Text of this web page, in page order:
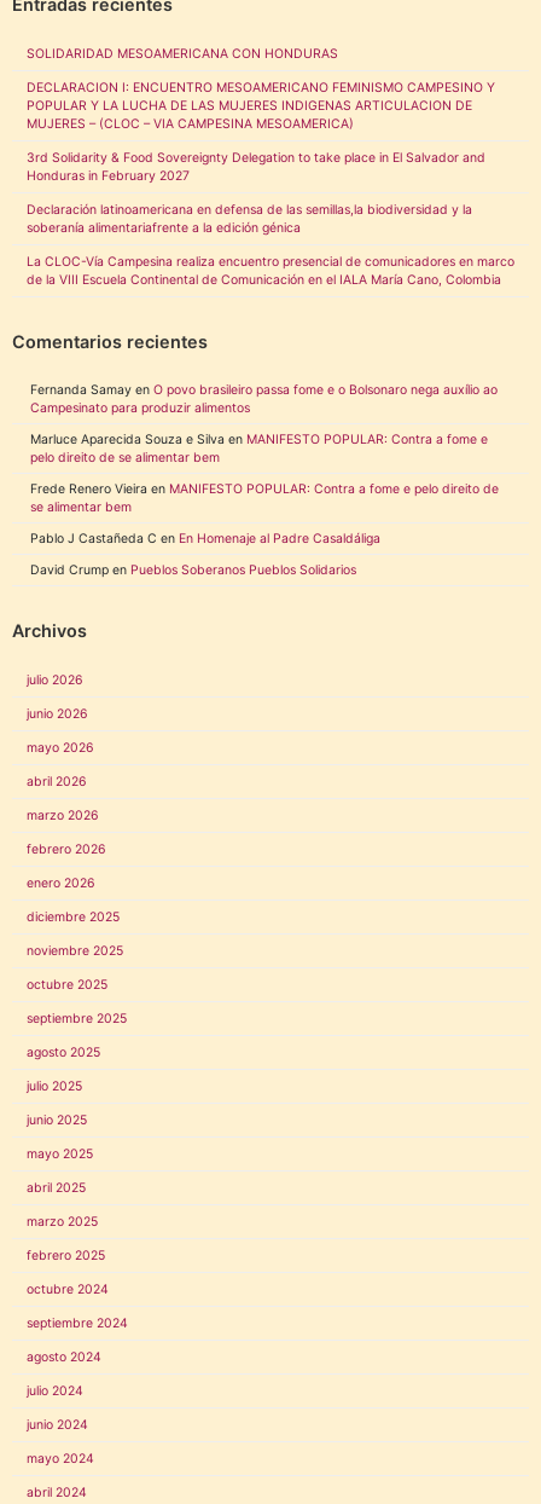
SOLIDARIDAD MESOAMERICANA CON HONDURAS
DECLARACION I: ENCUENTRO MESOAMERICANO FEMINISMO CAMPESINO Y
POPULAR Y LA LUCHA DE LAS MUJERES INDIGENAS ARTICULACION DE
MUJERES – (CLOC – VIA CAMPESINA MESOAMERICA)
3rd Solidarity & Food Sovereignty Delegation to take place in El Salvador and
Honduras in February 2027
Declaración latinoamericana en defensa de las semillas,la biodiversidad y la
soberanía alimentariafrente a la edición génica
La CLOC-Vía Campesina realiza encuentro presencial de comunicadores en marco
de la VIII Escuela Continental de Comunicación en el IALA María Cano, Colombia
Comentarios recientes
Fernanda Samay en O povo brasileiro passa fome e o Bolsonaro nega auxílio ao
Campesinato para produzir alimentos
Marluce Aparecida Souza e Silva en MANIFESTO POPULAR: Contra a fome e
pelo direito de se alimentar bem
Frede Renero Vieira en MANIFESTO POPULAR: Contra a fome e pelo direito de
se alimentar bem
Pablo J Castañeda C en En Homenaje al Padre Casaldáliga
David Crump en Pueblos Soberanos Pueblos Solidarios
Archivos
julio 2026
junio 2026
mayo 2026
abril 2026
marzo 2026
febrero 2026
enero 2026
diciembre 2025
noviembre 2025
octubre 2025
septiembre 2025
agosto 2025
julio 2025
junio 2025
mayo 2025
abril 2025
marzo 2025
febrero 2025
octubre 2024
septiembre 2024
agosto 2024
julio 2024
junio 2024
mayo 2024
abril 2024